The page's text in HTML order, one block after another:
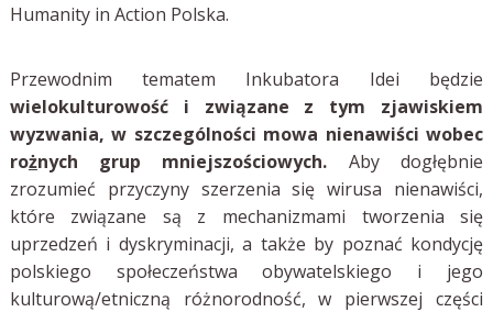
Humanity in Action Polska.
Przewodnim tematem Inkubatora Idei będzie
wielokulturowość i związane z tym zjawiskiem
wyzwania, w szczególności mowa nienawiści wobec
rożnych grup mniejszościowych. Aby dogłębnie
zrozumieć przyczyny szerzenia się wirusa nienawiści,
które związane są z mechanizmami tworzenia się
uprzedzeń i dyskryminacji, a także by poznać kondycję
polskiego społeczeństwa obywatelskiego i jego
kulturową/etniczną różnorodność, w pierwszej części